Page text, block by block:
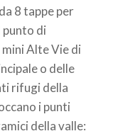
8 tappe per
punto di
Alte Vie di
o delle
rifugi della
i punti
della valle: